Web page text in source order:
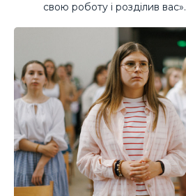
свою роботу і розділив вас».